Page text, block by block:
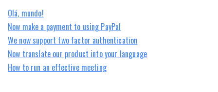
Olá, mundo!
Now make a payment to using PayPal
We now support two factor authentication
Now translate our product into your language
How to run an effective meeting